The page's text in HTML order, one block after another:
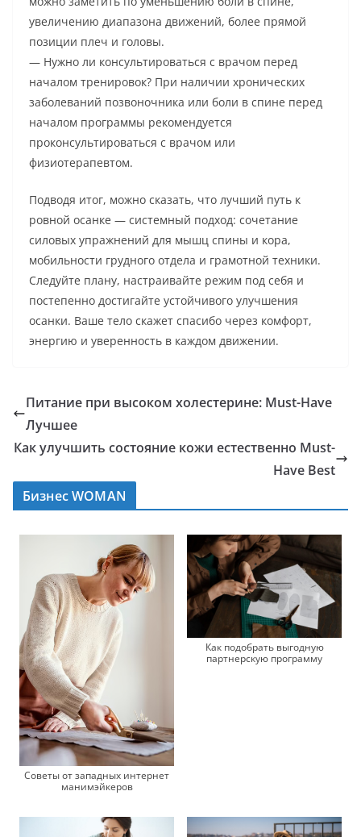
увеличению диапазона движений, более прямой
позиции плеч и головы.
— Нужно ли консультироваться с врачом перед
началом тренировок? При наличии хронических
заболеваний позвоночника или боли в спине перед
началом программы рекомендуется
проконсультироваться с врачом или
физиотерапевтом.
Подводя итог, можно сказать, что лучший путь к
ровной осанке — системный подход: сочетание
силовых упражнений для мышц спины и кора,
мобильности грудного отдела и грамотной техники.
Следуйте плану, настраивайте режим под себя и
постепенно достигайте устойчивого улучшения
осанки. Ваше тело скажет спасибо через комфорт,
энергию и уверенность в каждом движении.
Питание при высоком холестерине: Must-Have
Лучшее
Как улучшить состояние кожи естественно Must-
Have Best
Бизнес WOMAN
Советы от западных интернет
манимэйкеров
Как подобрать выгодную
партнерскую программу